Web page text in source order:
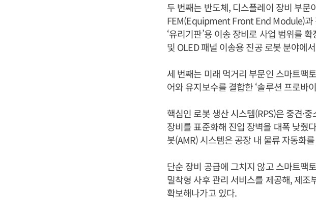
두 번째는 반도체, 디스플레이 장비 부
FEM(Equipment Front End Module)과
‘유리기판’용 이송 장비로 사업 범위를
및 OLED 패널 이송용 진공 로봇 분야에
세 번째는 미래 먹거리 부문인 스마트팩
어와 유지보수를 결합한 ‘솔루션 프로바
핵심인 로봇 생산 시스템(RPS)은 중견·
장비를 표준화해 진입 장벽을 대폭 낮췄
봇(AMR) 시스템은 공장 내 물류 자동화
단순 장비 공급에 그치지 않고 스마트팩
밀착형 사후 관리 서비스를 제공해, 제
확보해나가고 있다.